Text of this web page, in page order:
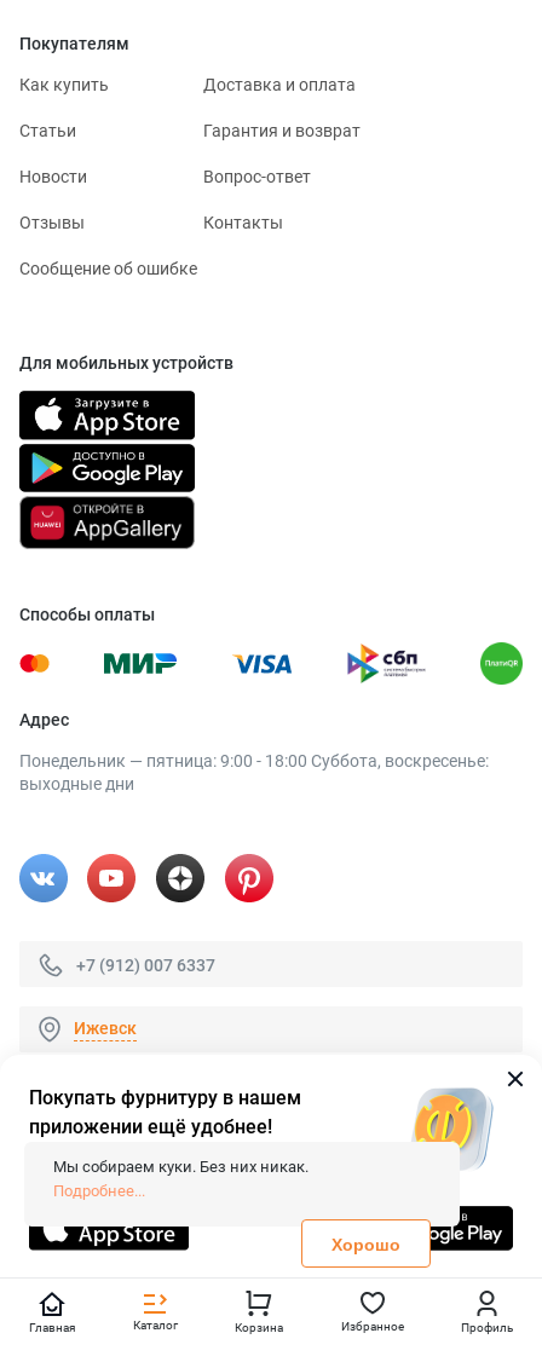
Покупателям
Как купить Доставка и оплата
Статьи Гарантия и возврат
Новости Вопрос-ответ
Отзывы Контакты
Сообщение об ошибке
Для мобильных устройств
Способы оплаты
Адрес
Понедельник — пятница: 9:00 - 18:00 Суббота, воскресенье:
выходные дни
+7 (912) 007 6337
Ижевск
© 2026 «FieraShop.ru»
Сопровождение сайта
- Вебформат.
Все права защищены.
Не является публичной офертой
Политика конфиденциальности
Главная Каталог Корзина Избранное Профиль
Покупать фурнитуру в нашем
приложении ещё удобнее!
Мы собираем куки. Без них никак.
Подробнее...
Хорошо